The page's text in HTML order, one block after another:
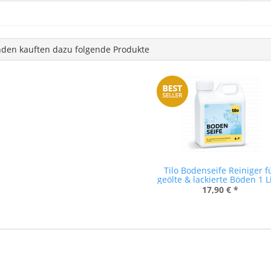
kauften dazu folgende Produkte
Tilo Bodenseife Reiniger
geölte & lackierte Böden 1
17,90 € *